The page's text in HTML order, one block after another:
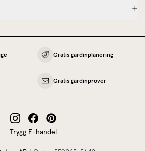
Gratis gardinplanering
Gratis gardinprover
Trygg E-handel